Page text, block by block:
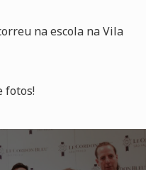
na escola na Vila
fotos!